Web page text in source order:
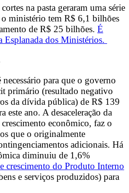
na pasta geraram uma série
ministério tem R$ 6,1 bilhões
de R$ 25 bilhões. É
Esplanada dos Ministérios.
necessário para que o governo
primário (resultado negativo
da dívida pública) de R$ 139
este ano. A desaceleração da
econômico, faz o
que o originalmente
adicionais. Há
diminuiu de 1,6%
crescimento do Produto Interno
e serviços produzidos) para